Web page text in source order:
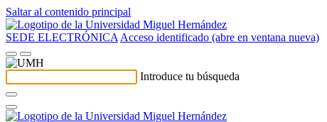
Saltar al contenido principal
SEDE ELECTRÓNICA Acceso identificado (abre en ventana nueva)
Introduce tu búsqueda